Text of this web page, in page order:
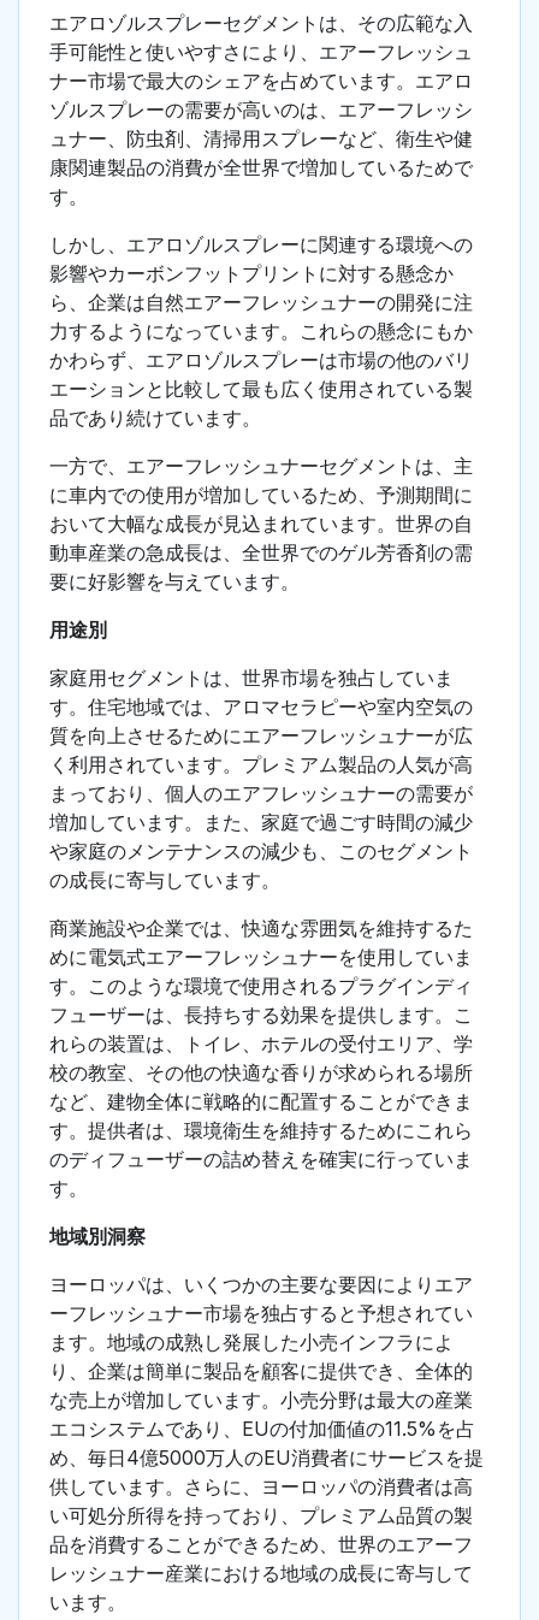
エアロゾルスプレーセグメントは、その広範な入
手可能性と使いやすさにより、エアーフレッシュ
ナー市場で最大のシェアを占めています。エアロ
ゾルスプレーの需要が高いのは、エアーフレッシ
ュナー、防虫剤、清掃用スプレーなど、衛生や健
康関連製品の消費が全世界で増加しているためで
す。
しかし、エアロゾルスプレーに関連する環境への
影響やカーボンフットプリントに対する懸念か
ら、企業は自然エアーフレッシュナーの開発に注
力するようになっています。これらの懸念にもか
かわらず、エアロゾルスプレーは市場の他のバリ
エーションと比較して最も広く使用されている製
品であり続けています。
一方で、エアーフレッシュナーセグメントは、主
に車内での使用が増加しているため、予測期間に
おいて大幅な成長が見込まれています。世界の自
動車産業の急成長は、全世界でのゲル芳香剤の需
要に好影響を与えています。
用途別
家庭用セグメントは、世界市場を独占していま
す。住宅地域では、アロマセラピーや室内空気の
質を向上させるためにエアーフレッシュナーが広
く利用されています。プレミアム製品の人気が高
まっており、個人のエアフレッシュナーの需要が
増加しています。また、家庭で過ごす時間の減少
や家庭のメンテナンスの減少も、このセグメント
の成長に寄与しています。
商業施設や企業では、快適な雰囲気を維持するた
めに電気式エアーフレッシュナーを使用していま
す。このような環境で使用されるプラグインディ
フューザーは、長持ちする効果を提供します。こ
れらの装置は、トイレ、ホテルの受付エリア、学
校の教室、その他の快適な香りが求められる場所
など、建物全体に戦略的に配置することができま
す。提供者は、環境衛生を維持するためにこれら
のディフューザーの詰め替えを確実に行っていま
す。
地域別洞察
ヨーロッパは、いくつかの主要な要因によりエア
ーフレッシュナー市場を独占すると予想されてい
ます。地域の成熟し発展した小売インフラによ
り、企業は簡単に製品を顧客に提供でき、全体的
な売上が増加しています。小売分野は最大の産業
エコシステムであり、EUの付加価値の11.5%を占
め、毎日4億5000万人のEU消費者にサービスを提
供しています。さらに、ヨーロッパの消費者は高
い可処分所得を持っており、プレミアム品質の製
品を消費することができるため、世界のエアーフ
レッシュナー産業における地域の成長に寄与して
います。